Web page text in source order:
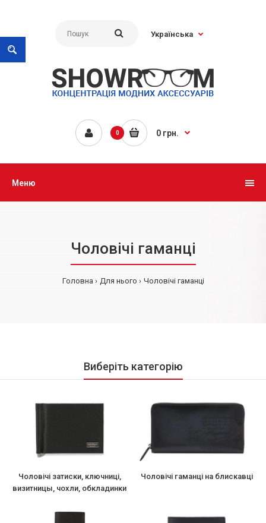
Українська
0 0 грн.
Меню
Чоловічі гаманці
Головна Для нього Чоловічі гаманці
Виберіть категорію
Чоловічі затиски, ключниці,
визитницы, чохли, обкладинки
Чоловічі гаманці на блискавці